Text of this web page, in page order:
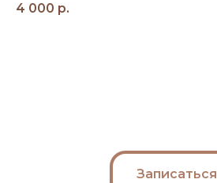
4 000 р.
Записаться